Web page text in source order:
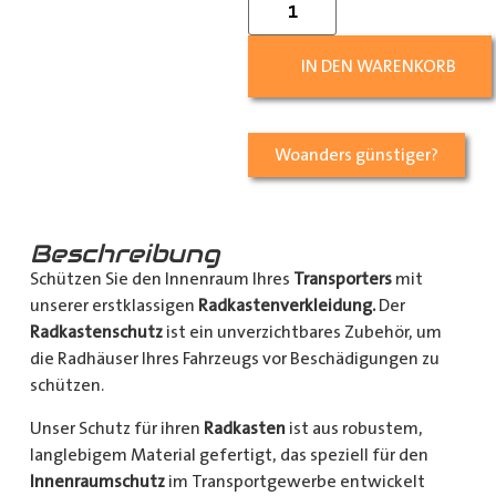
IN DEN WARENKORB
Woanders günstiger?
Beschreibung
Schützen Sie den Innenraum Ihres Transportersmit
unserer erstklassigen Radkastenverkleidung.Der
Radkastenschutzist ein unverzichtbares Zubehör, um
die Radhäuser Ihres Fahrzeugs vor Beschädigungen zu
schützen.
Unser Schutz für ihren Radkastenist aus robustem,
langlebigem Material gefertigt, das speziell für den
Innenraumschutzim Transportgewerbe entwickelt